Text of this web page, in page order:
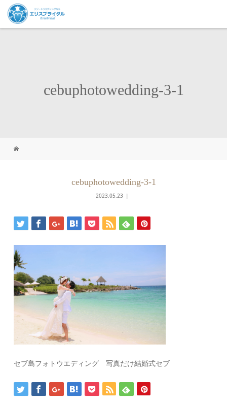
cebuphotowedding-3-1
cebuphotowedding-3-1
2023.05.23
セブ島フォトウエディング 写真だけ結婚式セブ